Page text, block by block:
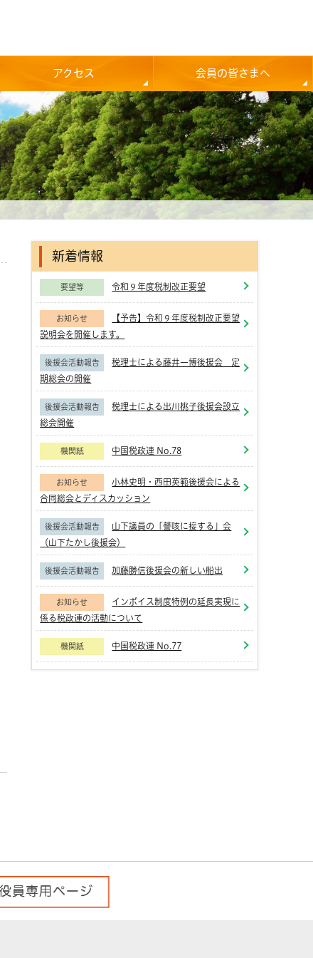
アクセス 会員の皆さまへ
新着情報
要望等 令和９年度税制改正要望
お知らせ
【予告】令和９年度税制改正要望
説明会を開催します。
後援会活動報告
税理士による藤井一博後援会 定
期総会の開催
後援会活動報告
税理士による出川桃子後援会設立
総会開催
機関紙 中国税政連 No.78
お知らせ
小林史明・西田英範後援会による
合同総会とディスカッション
後援会活動報告
山下議員の「謦咳に接する」会
（山下たかし後援会）
後援会活動報告 加藤勝信後援会の新しい船出
お知らせ
インボイス制度特例の延長実現に
係る税政連の活動について
機関紙 中国税政連 No.77